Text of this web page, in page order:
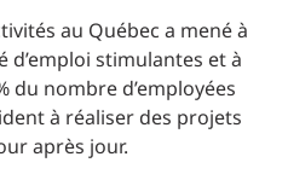
au Québec a mené à
stimulantes et à
du nombre d’employées
à réaliser des projets
après jour.